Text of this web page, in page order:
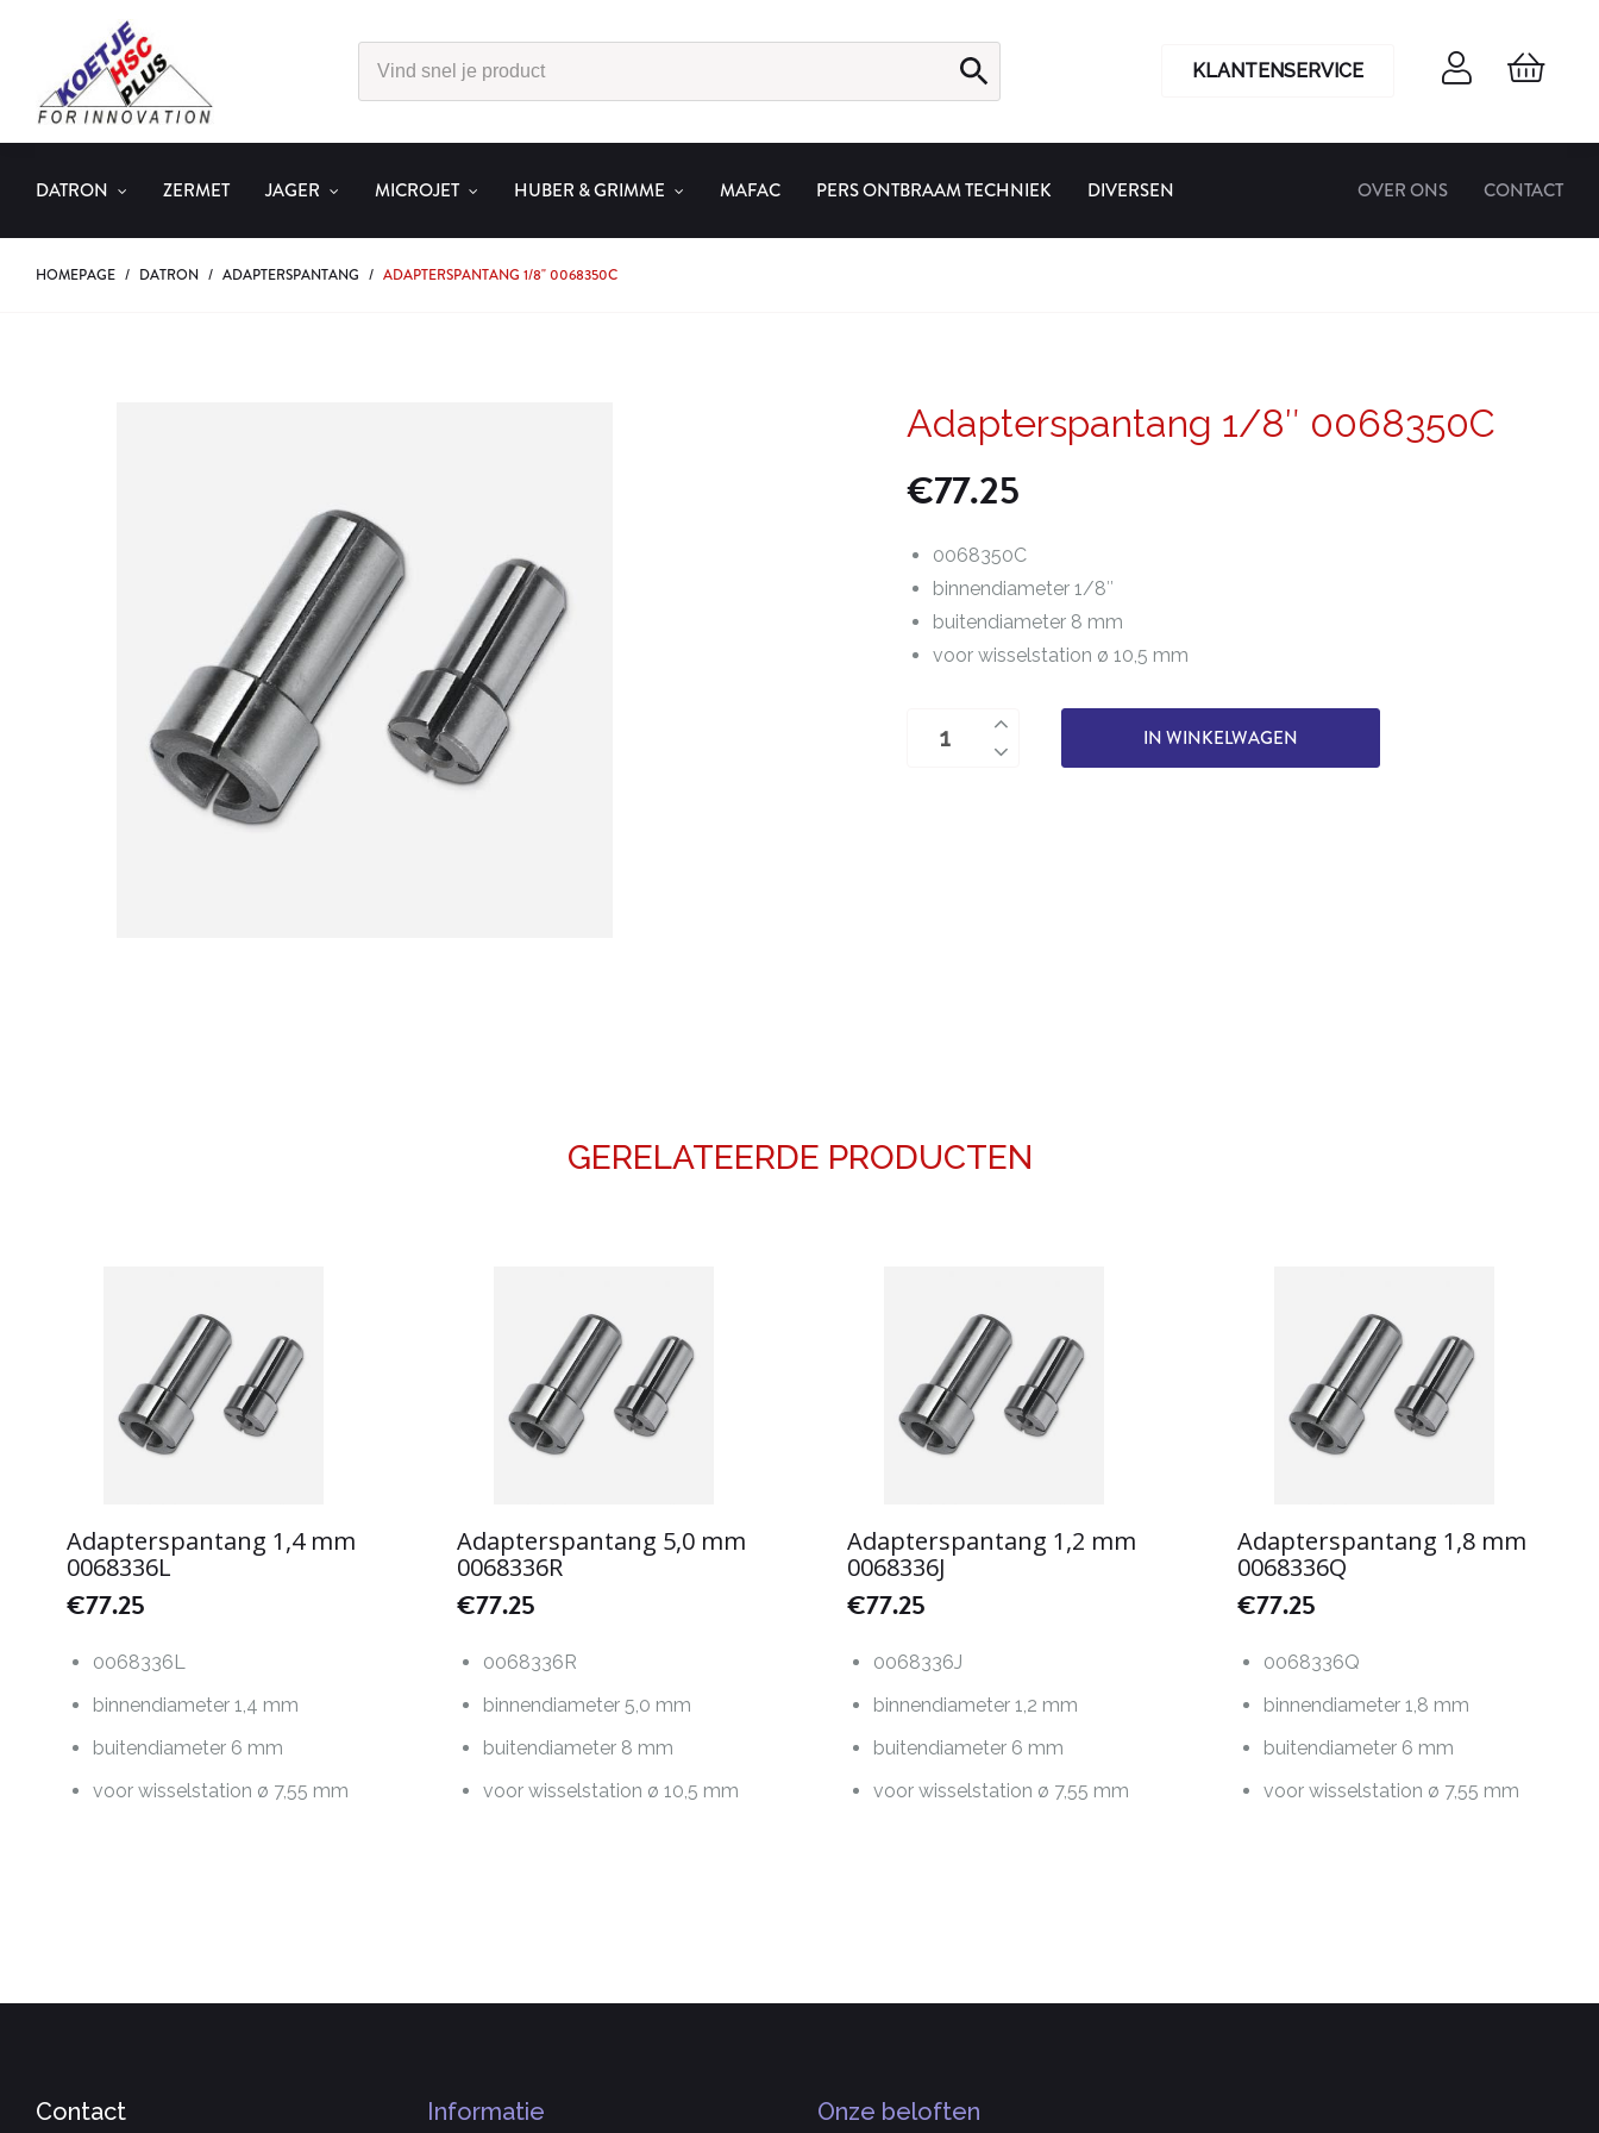
KLANTENSERVICE
DATRON ZERMET JAGER MICROJET HUBER & GRIMME MAFAC PERS ONTBRAAM TECHNIEK DIVERSEN OVER ONS CONTACT
HOMEPAGE / DATRON / ADAPTERSPANTANG / ADAPTERSPANTANG 1/8" 0068350C
Adapterspantang 1/8″ 0068350C
€77.25
0068350C
binnendiameter 1/8″
buitendiameter 8 mm
voor wisselstation ø 10,5 mm
Adapterspantang
IN WINKELWAGEN
GERELATEERDE PRODUCTEN
Adapterspantang 1,4 mm
0068336L
€77.25
0068336L
binnendiameter 1,4 mm
buitendiameter 6 mm
voor wisselstation ø 7,55 mm
Adapterspantang 5,0 mm
0068336R
€77.25
0068336R
binnendiameter 5,0 mm
buitendiameter 8 mm
voor wisselstation ø 10,5 mm
Adapterspantang 1,2 mm
0068336J
€77.25
0068336J
binnendiameter 1,2 mm
buitendiameter 6 mm
voor wisselstation ø 7,55 mm
Adapterspantang 1,8 mm
0068336Q
€77.25
0068336Q
binnendiameter 1,8 mm
buitendiameter 6 mm
voor wisselstation ø 7,55 mm
Contact Informatie Onze beloften